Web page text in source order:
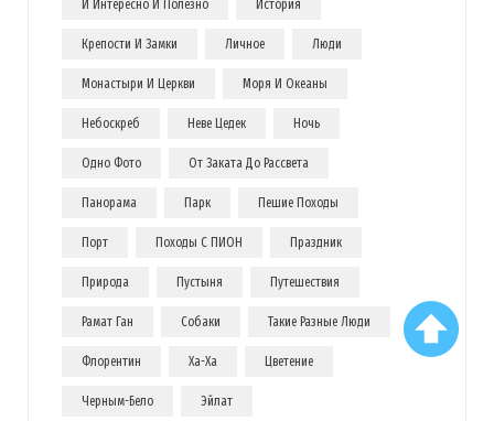
И Интересно И Полезно История
Крепости И Замки Личное Люди
Монастыри И Церкви Моря И Океаны
Небоскреб Неве Цедек Ночь
Одно Фото От Заката До Рассвета
Панорама Парк Пешие Походы
Порт Походы С ПИОН Праздник
Природа Пустыня Путешествия
Рамат Ган Собаки Такие Разные Люди
Флорентин Ха-Ха Цветение
Черным-Бело Эйлат